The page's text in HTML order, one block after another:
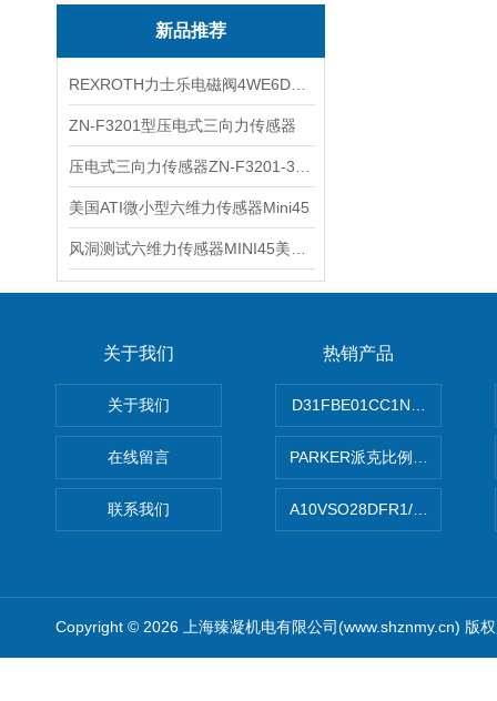
新品推荐
ZN-F3201型压电式三向力传感器
美国ATI微小型六维力传感器Mini45
关于我们
关于我们
在线留言
联系我们
热销产品
PARKER派克比例阀 柱塞泵
A10VSO28DFR1/
Copyright © 2026 上海臻凝机电有限公司(www.shznmy.cn) 版